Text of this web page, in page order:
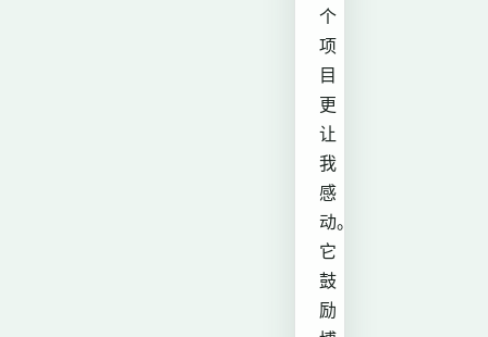
个
项
目
更
让
我
感
动。
它
鼓
励